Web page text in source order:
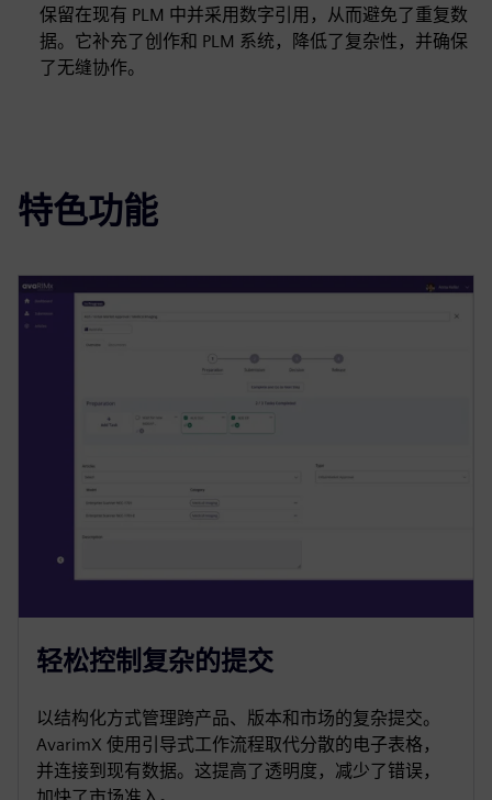
保留在现有 PLM 中并采用数字引用，从而避免了重复数
据。它补充了创作和 PLM 系统，降低了复杂性，并确保
了无缝协作。
特色功能
轻松控制复杂的提交
以结构化方式管理跨产品、版本和市场的复杂提交。
AvarimX 使用引导式工作流程取代分散的电子表格，
并连接到现有数据。这提高了透明度，减少了错误，